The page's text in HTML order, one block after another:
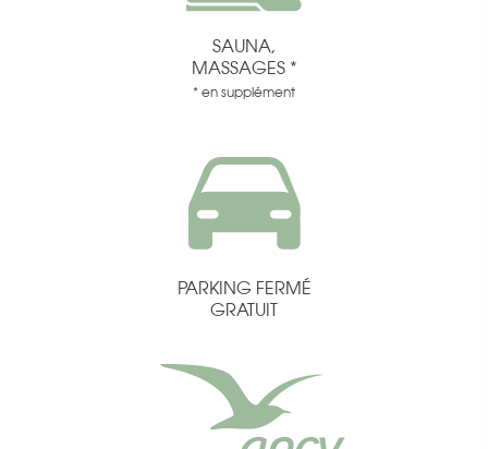
SAUNA,
MASSAGES *
* en supplément
PARKING FERMÉ
GRATUIT